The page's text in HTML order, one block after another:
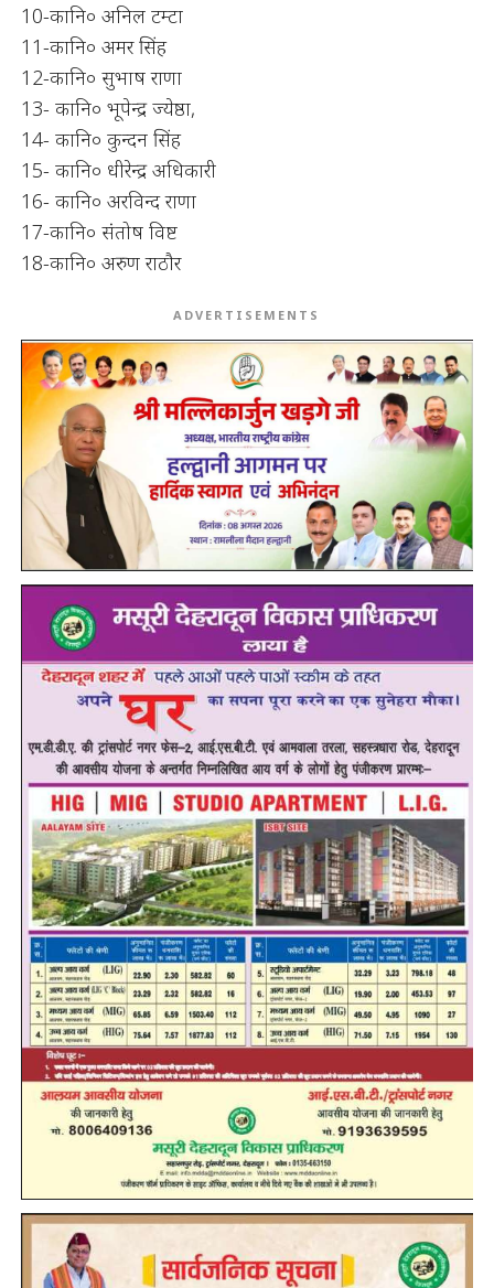
10-कानि० अनिल टम्टा
11-कानि० अमर सिंह
12-कानि० सुभाष राणा
13- कानि० भूपेन्द्र ज्येष्ठा,
14- कानि० कुन्दन सिंह
15- कानि० धीरेन्द्र अधिकारी
16- कानि० अरविन्द राणा
17-कानि० संतोष विष्ट
18-कानि० अरुण राठौर
ADVERTISEMENTS